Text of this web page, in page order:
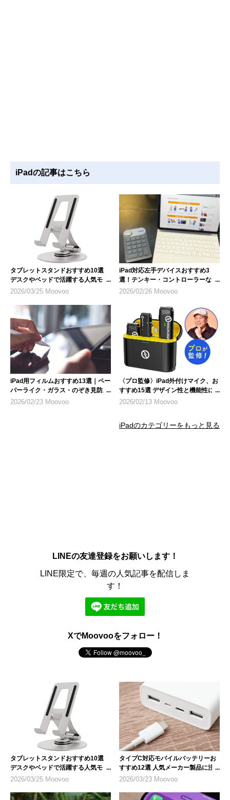
iPadの記事はこちら
タブレットスタンドおすすめ10選
デスクやベッドで活躍する人気モデ
ル
2026/03/25 Moovoo
iPad対応左手デバイスおすすめ3
選！テンキー・コントローラーな
ど、選び方のポイントも解説
2026/02/26 Moovoo
iPad用フィルムおすすめ13選｜ペー
パーライク・ガラス・のぞき見防止
など人気製品を紹介
2026/02/23 Moovoo
〈プロ監修〉iPad外付けマイク、お
すすめ15選 デザイン性と機能性に
も注目
2026/02/13 Moovoo
iPadのカテゴリーをもっと見る
LINEの友達登録をお願いします！
LINE限定で、毎週の人気記事を配信しま
す！
XでMoovooをフォロー！
タブレットスタンドおすすめ10選
デスクやベッドで活躍する人気モデ
ル
2026/03/25 Moovoo
タイプC対応モバイルバッテリーお
すすめ12選 人気メーカー製品に注
目
2026/03/23 Moovoo